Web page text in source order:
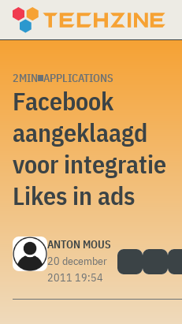
Skip
2MIN APPLICATIONS
Facebook
aangeklaagd
voor integratie
Likes in ads
ANTON MOUS
20 december
2011 19:54